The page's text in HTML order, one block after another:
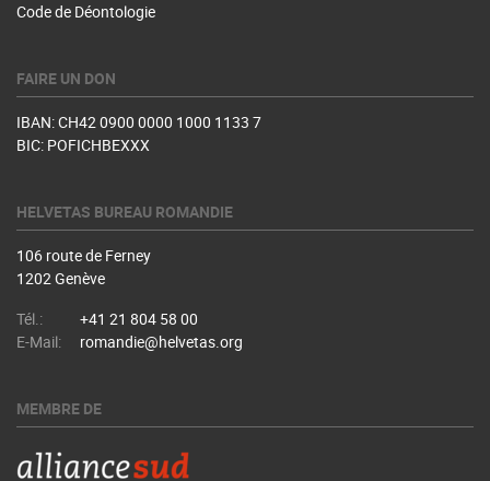
Code de Déontologie
FAIRE UN DON
IBAN: CH42 0900 0000 1000 1133 7
BIC: POFICHBEXXX
HELVETAS BUREAU ROMANDIE
106 route de Ferney
1202 Genève
Tél.:
+41 21 804 58 00
E-Mail:
romandie@helvetas.org
MEMBRE DE